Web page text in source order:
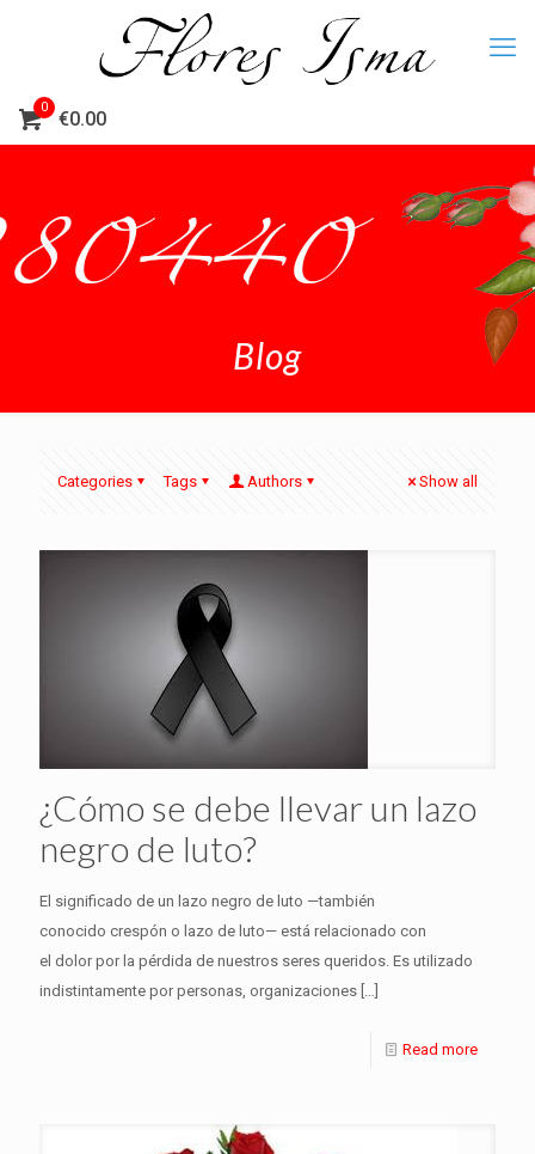
0
€0.00
Blog
Categories Tags Authors Show all
¿Cómo se debe llevar un lazo
negro de luto?
El significado de un lazo negro de luto —también
conocido crespón o lazo de luto— está relacionado con
el dolor por la pérdida de nuestros seres queridos. Es utilizado
indistintamente por personas, organizaciones […]
Read more